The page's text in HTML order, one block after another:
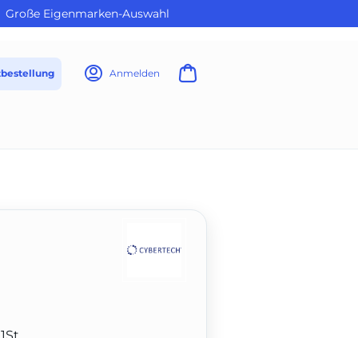
Große Eigenmarken-Auswahl
Anmelden